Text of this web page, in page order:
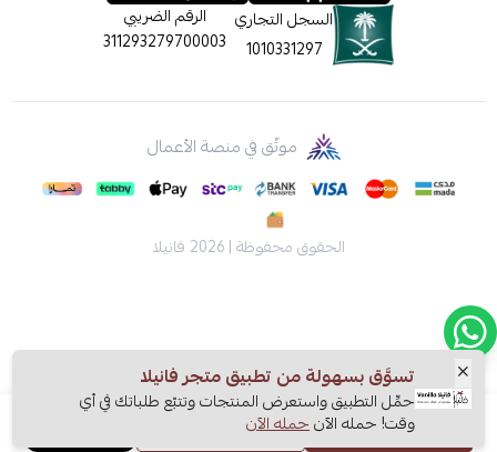
اشتري الآن
السجل التجاري
1010331297
الرقم الضريبي
311293279700003
موثّق في منصة الأعمال
الحقوق محفوظة | 2026 فانيلا
تسوَّق بسهولة من تطبيق متجر فانيلا
حمِّل التطبيق واستعرض المنتجات وتتبّع طلباتك في أي
وقت! حمله الآنحمله الآن